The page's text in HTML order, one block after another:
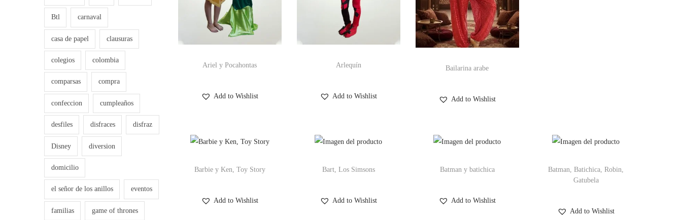
Ariel y Pocahontas
Add to Wishlist
Arlequín
Add to Wishlist
Bailarina arabe
Add to Wishlist
Barbie y Ken, Toy Story
Add to Wishlist
Bart, Los Simsons
Add to Wishlist
Batman y batichica
Add to Wishlist
Batman, Batichica, Robin,
Gatubela
Add to Wishlist
Btl carnaval
casa de papel clausuras
colegios colombia
comparsas compra
confeccion cumpleaños
desfiles disfraces disfraz
Disney diversion
domicilio
el señor de los anillos eventos
familias game of thrones